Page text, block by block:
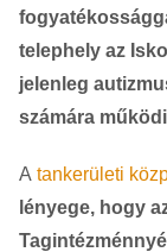
telephely az
jelenleg
számára
A tankerületi
lényege, hogy